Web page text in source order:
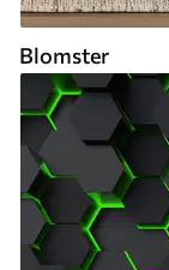
Blomster